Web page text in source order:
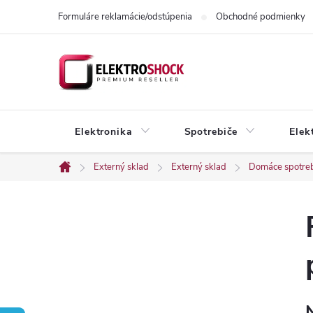
Formuláre reklamácie/odstúpenia Obchodné podmienky
Elektronika Spotrebiče
Domov
Externý sklad Externý sklad Domáce